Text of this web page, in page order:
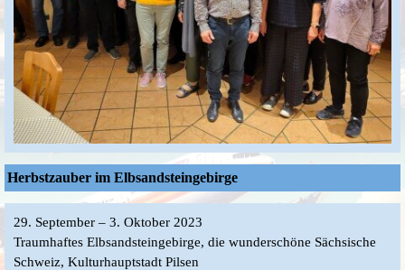
Herbstzauber im Elbsandsteingebirge
29. September – 3. Oktober 2023
Traumhaftes Elbsandsteingebirge, die wunderschöne Sächsische
Schweiz, Kulturhauptstadt Pilsen